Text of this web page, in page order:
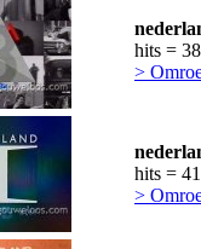
hits =
>
hits =
>